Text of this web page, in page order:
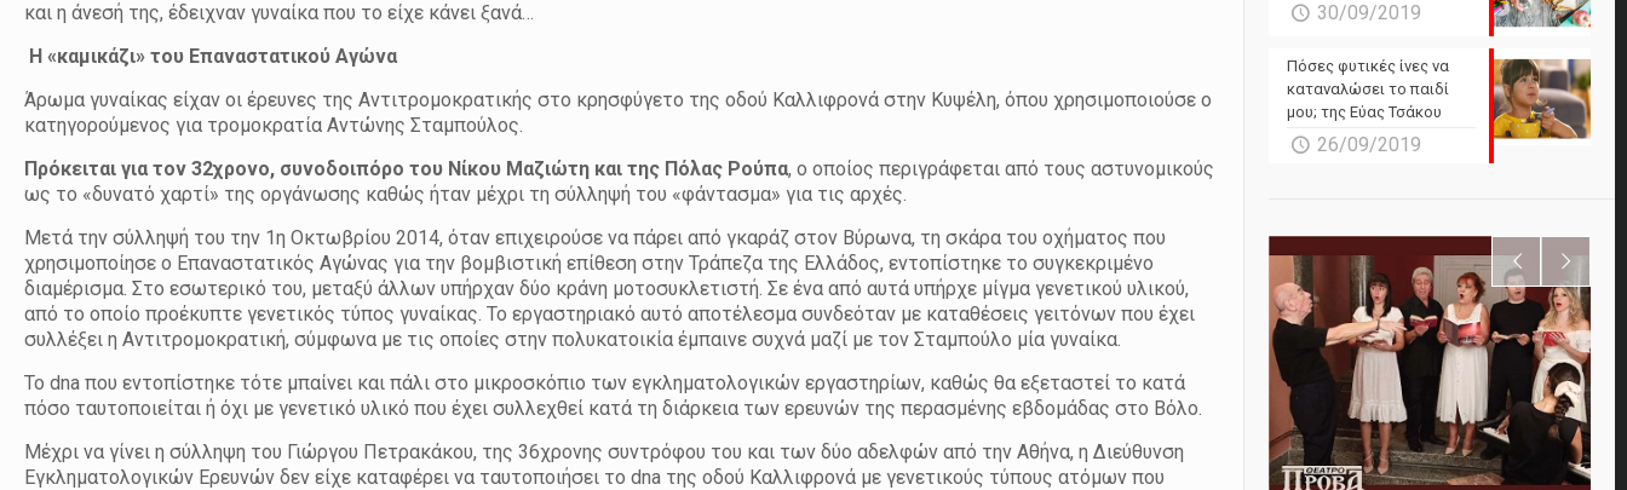
και η άνεσή της, έδειχναν γυναίκα που το είχε κάνει ξανά…
Η «καμικάζι» του Επαναστατικού Αγώνα
Άρωμα γυναίκας είχαν οι έρευνες της Αντιτρομοκρατικής στο κρησφύγετο της οδού Καλλιφρονά στην Κυψέλη, όπου χρησιμοποιούσε ο
κατηγορούμενος για τρομοκρατία Αντώνης Σταμπούλος.
Πρόκειται για τον 32χρονο, συνοδοιπόρο του Νίκου Μαζιώτη και της Πόλας Ρούπα, ο οποίος περιγράφεται από τους αστυνομικούς
ως το «δυνατό χαρτί» της οργάνωσης καθώς ήταν μέχρι τη σύλληψή του «φάντασμα» για τις αρχές.
Μετά την σύλληψή του την 1η Οκτωβρίου 2014, όταν επιχειρούσε να πάρει από γκαράζ στον Βύρωνα, τη σκάρα του οχήματος που
χρησιμοποίησε ο Επαναστατικός Αγώνας για την βομβιστική επίθεση στην Τράπεζα της Ελλάδος, εντοπίστηκε το συγκεκριμένο
διαμέρισμα. Στο εσωτερικό του, μεταξύ άλλων υπήρχαν δύο κράνη μοτοσυκλετιστή. Σε ένα από αυτά υπήρχε μίγμα γενετικού υλικού,
από το οποίο προέκυπτε γενετικός τύπος γυναίκας. Το εργαστηριακό αυτό αποτέλεσμα συνδεόταν με καταθέσεις γειτόνων που έχει
συλλέξει η Αντιτρομοκρατική, σύμφωνα με τις οποίες στην πολυκατοικία έμπαινε συχνά μαζί με τον Σταμπούλο μία γυναίκα.
Το dna που εντοπίστηκε τότε μπαίνει και πάλι στο μικροσκόπιο των εγκληματολογικών εργαστηρίων, καθώς θα εξεταστεί το κατά
πόσο ταυτοποιείται ή όχι με γενετικό υλικό που έχει συλλεχθεί κατά τη διάρκεια των ερευνών της περασμένης εβδομάδας στο Βόλο.
Μέχρι να γίνει η σύλληψη του Γιώργου Πετρακάκου, της 36χρονης συντρόφου του και των δύο αδελφών από την Αθήνα, η Διεύθυνση
Εγκληματολογικών Ερευνών δεν είχε καταφέρει να ταυτοποιήσει το dna της οδού Καλλιφρονά με γενετικούς τύπους ατόμων που
30/09/2019
Πόσες φυτικές ίνες να
καταναλώσει το παιδί
μου; της Εύας Τσάκου
26/09/2019